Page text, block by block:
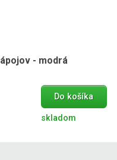
- modrá
Do košíka
skladom